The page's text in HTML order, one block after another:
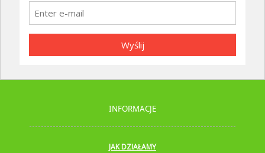
Wyślij
INFORMACJE
JAK DZIAŁAMY